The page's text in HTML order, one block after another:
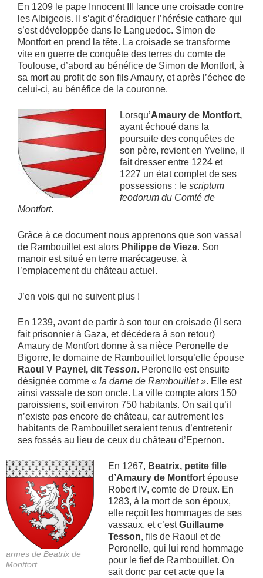
En 1209 le pape Innocent III lance une croisade contre
les Albigeois. Il s’agit d’éradiquer l’hérésie cathare qui
s’est développée dans le Languedoc. Simon de
Montfort en prend la tête. La croisade se transforme
vite en guerre de conquête des terres du comte de
Toulouse, d’abord au bénéfice de Simon de Montfort, à
sa mort au profit de son fils Amaury, et après l’échec de
celui-ci, au bénéfice de la couronne.
Lorsqu’Amaury de Montfort,
ayant échoué dans la
poursuite des conquêtes de
son père, revient en Yveline, il
fait dresser entre 1224 et
1227 un état complet de ses
possessions : le scriptum
feodorum du Comté de
Montfort.
Grâce à ce document nous apprenons que son vassal
de Rambouillet est alors Philippe de Vieze. Son
manoir est situé en terre marécageuse, à
l’emplacement du château actuel.
J’en vois qui ne suivent plus !
En 1239, avant de partir à son tour en croisade (il sera
fait prisonnier à Gaza, et décédera à son retour)
Amaury de Montfort donne à sa nièce Peronelle de
Bigorre, le domaine de Rambouillet lorsqu’elle épouse
Raoul V Paynel, dit Tesson. Peronelle est ensuite
désignée comme « la dame de Rambouillet». Elle est
ainsi vassale de son oncle. La ville compte alors 150
paroissiens, soit environ 750 habitants. On sait qu’il
n’existe pas encore de château, car autrement les
habitants de Rambouillet seraient tenus d’entretenir
ses fossés au lieu de ceux du château d’Epernon.
armes de Beatrix de
Montfort
En 1267, Beatrix, petite fille
d’Amaury de Montfort épouse
Robert IV, comte de Dreux. En
1283, à la mort de son époux,
elle reçoit les hommages de ses
vassaux, et c’estGuillaume
Tesson, fils de Raoul et de
Peronelle, qui lui rend hommage
pour le fief de Rambouillet. On
sait donc par cet acte que la